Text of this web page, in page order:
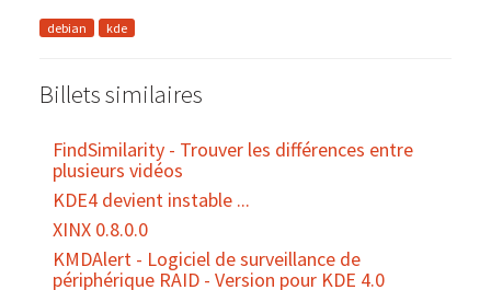
debian kde
Billets similaires
FindSimilarity - Trouver les différences entre
plusieurs vidéos
KDE4 devient instable ...
XINX 0.8.0.0
KMDAlert - Logiciel de surveillance de
périphérique RAID - Version pour KDE 4.0